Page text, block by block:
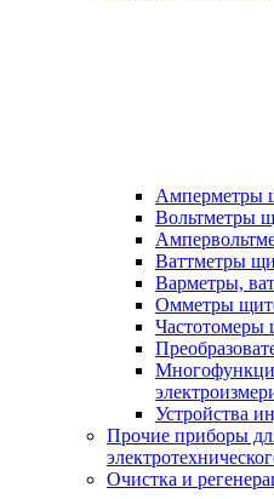
Амперметры
Вольтметры
Ваттметры
Варметры,
Омметры
Частотомеры
Устройства
Прочие приборы
Очистка и